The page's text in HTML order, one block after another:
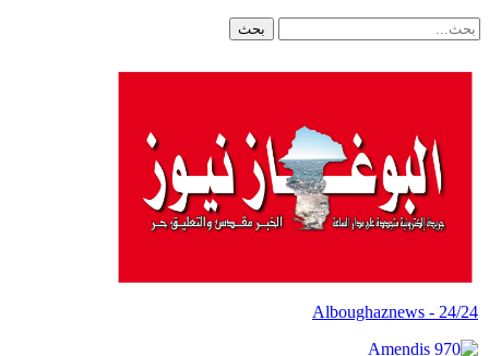
Alboughaznews - 24/24